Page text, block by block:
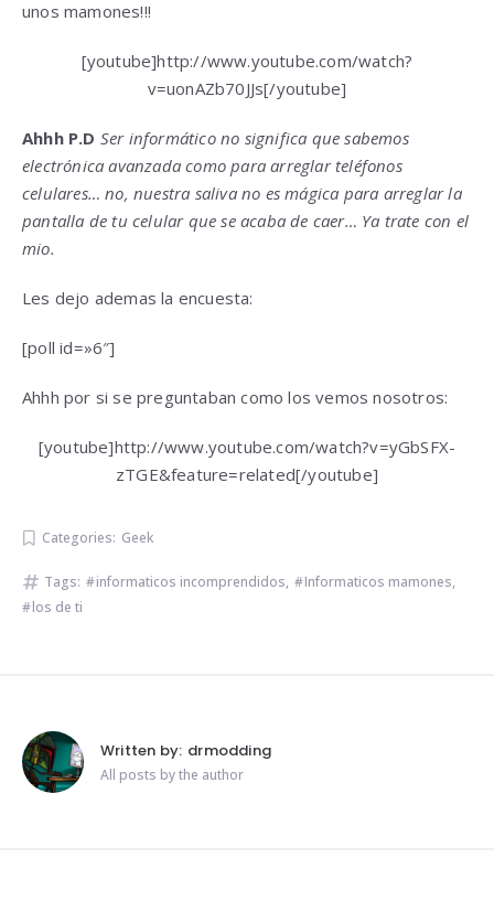
unos mamones!!!
[youtube]http://www.youtube.com/watch?
v=uonAZb70JJs[/youtube]
Ahhh P.D Ser informático no significa que sabemos
electrónica avanzada como para arreglar teléfonos
celulares… no, nuestra saliva no es mágica para arreglar la
pantalla de tu celular que se acaba de caer… Ya trate con el
mio.
Les dejo ademas la encuesta:
[poll id=»6″]
Ahhh por si se preguntaban como los vemos nosotros:
[youtube]http://www.youtube.com/watch?v=yGbSFX-
zTGE&feature=related[/youtube]
Categories: Geek
Tags: informaticos incomprendidos, Informaticos mamones,
los de ti
Written by: drmodding
All posts by the author